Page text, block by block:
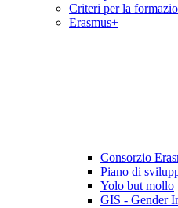
Criteri per la
Erasmus+
Consorzio
Piano di
Yolo but mollo
GIS - Gender